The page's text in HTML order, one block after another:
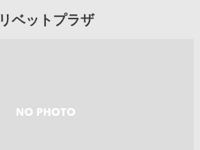
リベットプラザ